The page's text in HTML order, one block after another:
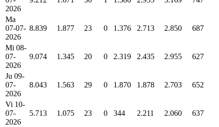
2026
Ma
07-07-
2026
8.839 1.877 23 0 1.376 2.713 2.850 687
Mi 08-
07-
2026
9.074 1.345 20 0 2.319 2.435 2.955 627
Ju 09-
07-
2026
8.043 1.563 29 0 1.870 1.878 2.703 652
Vi 10-
07-
2026
5.713 1.075 23 0 344 2.211 2.060 637